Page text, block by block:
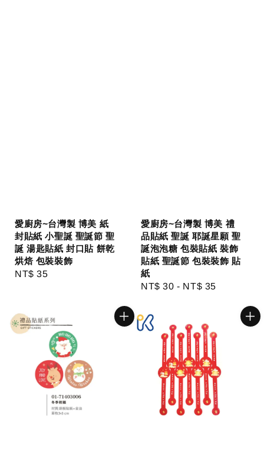
愛廚房~台灣製 博美 紙
封貼紙 小聖誕 聖誕節 聖
誕 湯匙貼紙 封口貼 餅乾
烘焙 包裝裝飾
Regular
NT$ 35
愛廚房~台灣製 博美 禮
品貼紙 聖誕 耶誕星願 聖
誕泡泡糖 包裝貼紙 裝飾
貼紙 聖誕節 包裝裝飾 貼
紙
Regular
NT$ 30 - NT$ 35